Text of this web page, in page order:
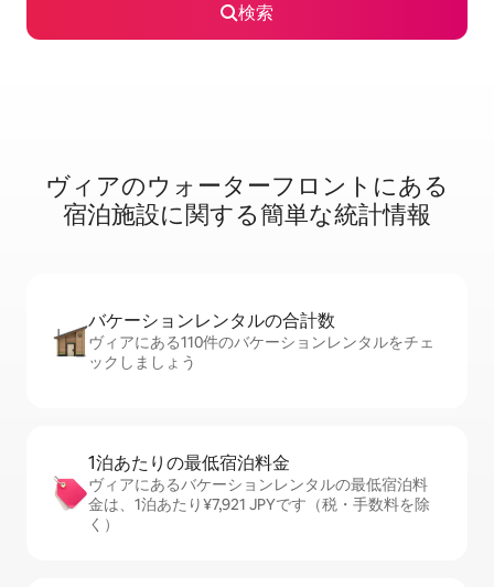
検索
ヴィアのウ⁠ォ⁠ー⁠タ⁠ー⁠フ⁠ロ⁠ン⁠ト⁠に⁠あ⁠る
宿⁠泊⁠施⁠設⁠に関⁠す⁠る簡⁠単⁠な統⁠計⁠情⁠報
バケーションレ⁠ン⁠タ⁠ル⁠の合⁠計⁠数
ヴィアにある110件のバケーションレンタルをチェ
ックしましょう
1泊あたりの最⁠低⁠宿⁠泊⁠料⁠金
ヴィアにあるバケーションレンタルの最低宿泊料
金は、1泊あたり¥7,921 JPYです（税・手数料を除
く）